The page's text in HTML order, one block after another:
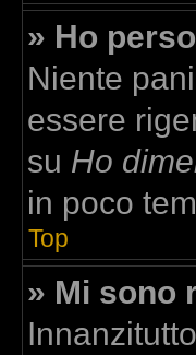
» Ho
Niente
essere
su Ho
in poco
Top
» Mi sono